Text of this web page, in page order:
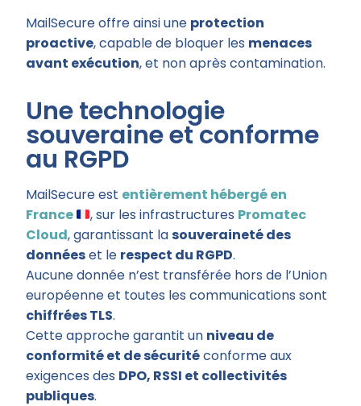
MailSecure offre ainsi une protection
proactive, capable de bloquer les menaces
avant exécution, et non après contamination.
Une technologie
souveraine et conforme
au RGPD
MailSecure est entièrement hébergé en
France
, sur les infrastructures Promatec
Cloud, garantissant lasouveraineté des
donnéeset le respect du RGPD.
Aucune donnée n’est transférée hors de l’Union
européenne et toutes les communications sont
chiffrées TLS.
Cette approche garantit un niveau de
conformité et de sécuritéconforme aux
exigences des DPO, RSSI et collectivités
publiques.